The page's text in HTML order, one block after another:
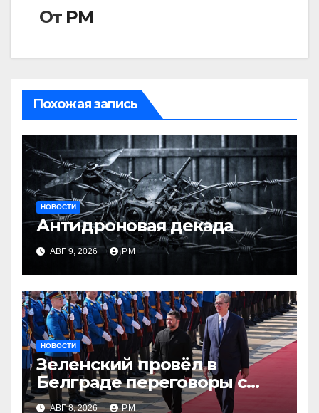
От РМ
Похожая запись
НОВОСТИ
Антидроновая декада
АВГ 9, 2026 РМ
НОВОСТИ
Зеленский провёл в
Белграде переговоры с
Вучичем
АВГ 8, 2026 РМ